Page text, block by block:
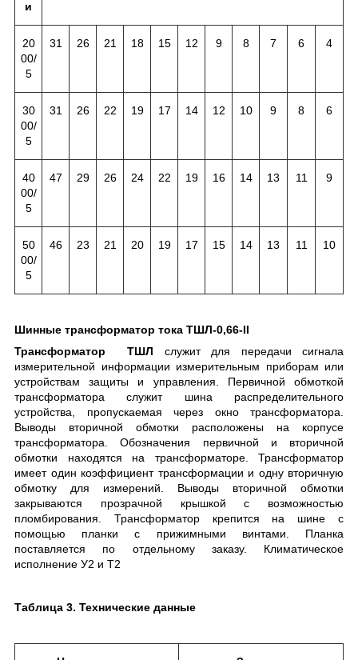
и
20
00/
5
31 26 21 18 15 12 9 8 7 6 4
30
00/
5
31 26 22 19 17 14 12 10 9 8 6
40
00/
5
47 29 26 24 22 19 16 14 13 11 9
50
00/
5
46 23 21 20 19 17 15 14 13 11 10
Шинные трансформатор тока ТШЛ-0,66-II
Трансформатор ТШЛ служит для передачи сигнала
измерительной информации измерительным приборам или
устройствам защиты и управления. Первичной обмоткой
трансформатора служит шина распределительного
устройства, пропускаемая через окно трансформатора.
Выводы вторичной обмотки расположены на корпусе
трансформатора. Обозначения первичной и вторичной
обмотки находятся на трансформаторе. Трансформатор
имеет один коэффициент трансформации и одну вторичную
обмотку для измерений. Выводы вторичной обмотки
закрываются прозрачной крышкой с возможностью
пломбирования. Трансформатор крепится на шине с
помощью планки с прижимными винтами. Планка
поставляется по отдельному заказу. Климатическое
исполнение У2 и Т2
Таблица 3. Технические данные